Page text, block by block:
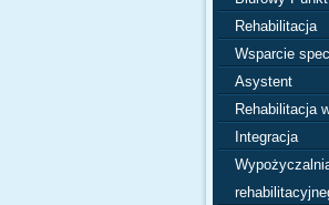
Rehabilitacja
Wsparcie
Asystent
Rehabilitacja
Integracja